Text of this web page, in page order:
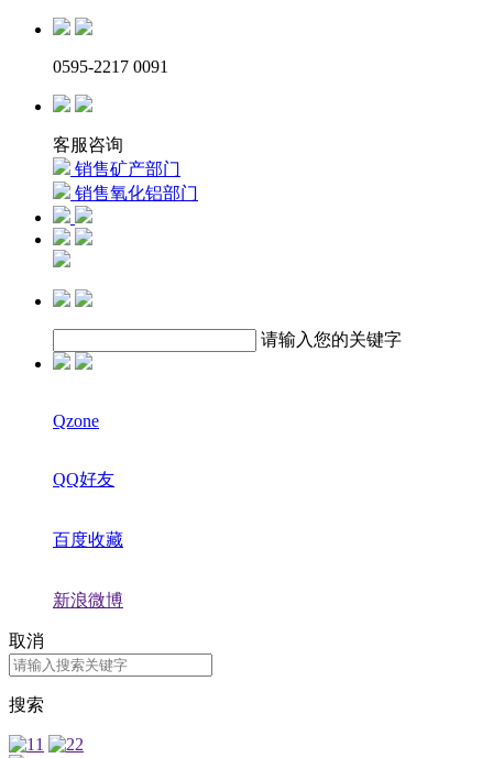
0595-2217 0091
客服咨询
销售矿产部门
销售氧化铝部门
请输入您的关键字
Qzone
QQ好友
百度收藏
新浪微博
取消
搜索